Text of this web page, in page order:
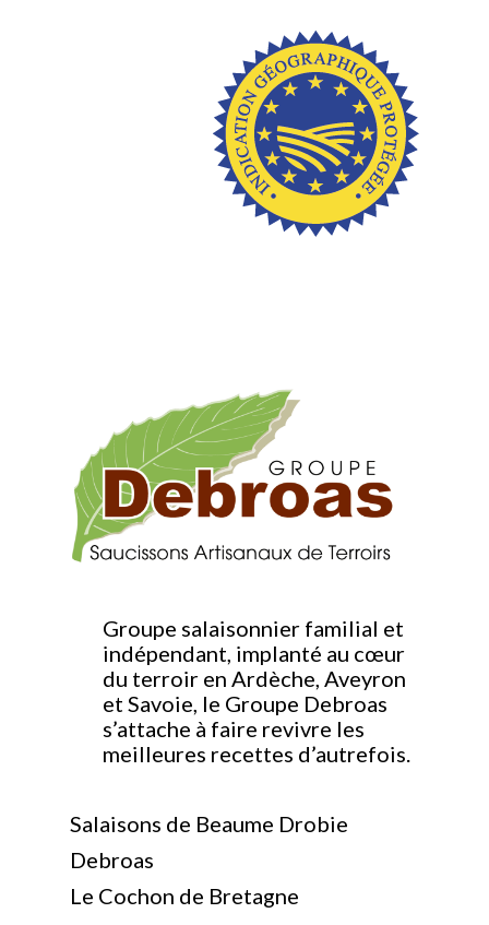
Groupe salaisonnier familial et
indépendant, implanté au cœur
du terroir en Ardèche, Aveyron
et Savoie, le Groupe Debroas
s’attache à faire revivre les
meilleures recettes d’autrefois.
Salaisons de Beaume Drobie
Debroas
Le Cochon de Bretagne